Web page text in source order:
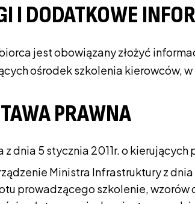
I DODATKOWE
jest obowiązany złożyć
ośrodek szkolenia kierowców,
PRAWNA
z dnia 5 stycznia 2011r. o
Ministra Infrastruktury z
prowadzącego szkolenie, wzorów